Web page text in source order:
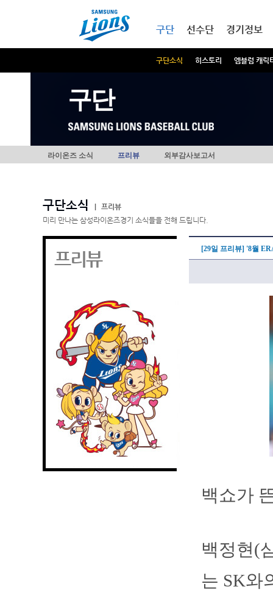
구단
구단소식 히스토리 엠블럼 캐릭
선수단 경기정보
구단
라이온즈 소식 프리뷰 외부감사보고서
구단소식
프리뷰
미리 만나는 삼성라이온즈경기 소식들을 전해 드립니다.
프리뷰 [29일 프리뷰] '8월
백쇼가
백정현(
는 SK와